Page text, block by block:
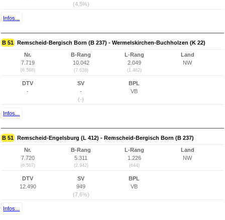
(4,5%)
Infos...
B 51 Remscheid-Bergisch Born (B 237) - Wermelskirchen-Buchholzen (K 22)
Nr.
7.719
(6.568)
B-Rang
10.042
(7.638)
L-Rang
2.049
(1.462)
Land
NW
DTV
-
SV
-
(-)
BPL
VB
Infos...
B 51 Remscheid-Engelsburg (L 412) - Remscheid-Bergisch Born (B 237)
Nr.
7.720
(6.567)
B-Rang
5.311
(2.942)
L-Rang
1.226
(644)
Land
NW
DTV
12.490
SV
949
(7,6%)
BPL
VB
Infos...